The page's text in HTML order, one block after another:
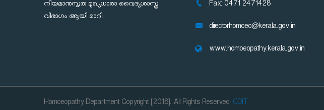
നിയമാനുസൃത മുഖ്യധാരാ വൈദ്യശാസ്ത്ര
വിഭാഗം ആയി മാറി.
Fax: 0471 2471428
directorhomoeo@kerala.gov.in
www.homoeopathy.kerala.gov.in
Homoeopathy Department Copyright [2018]. All Rights Reserved. CDIT